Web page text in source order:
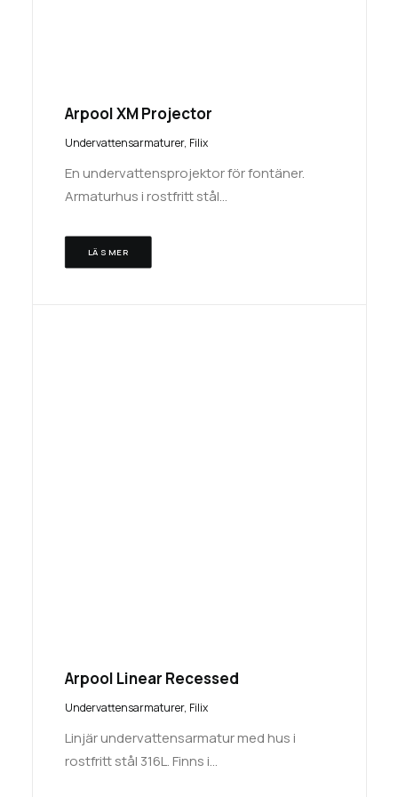
Arpool XM Projector
Undervattensarmaturer, Filix
En undervattensprojektor för fontäner.
Armaturhus i rostfritt stål…
LÄS MER
Arpool Linear Recessed
Undervattensarmaturer, Filix
Linjär undervattensarmatur med hus i
rostfritt stål 316L. Finns i…